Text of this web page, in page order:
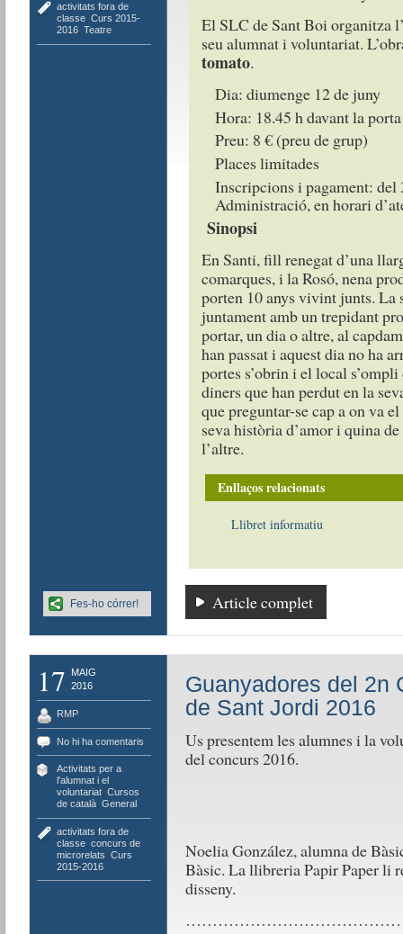
activitats fora de
classe, Curs 2015-
2016, Teatre
El SLC de Sant Boi organitza
seu alumnat i voluntariat.
tomato.
Dia: diumenge 12 de juny
Hora: 18.45 h davant la
Preu: 8 € (preu de grup)
Places limitades
Inscripcions i pagament:
Administració, en horari
Sinopsi
En Santi, fill renegat d’una
comarques, i la Rosó, nena
porten 10 anys vivint junts. La
juntament amb un trepidant
portar, un dia o altre, al
han passat i aquest dia no ha
portes s’obrin i el local
diners que han perdut en la
que preguntar-se cap a on va
seva història d’amor i quina
l’altre.
Enllaços relacionats
Llibret informatiu
Article complet
Fes-ho córrer!
17
MAIG
2016
RMP
No hi ha comentaris
Activitats per a
l'alumnat i el
voluntariat, Cursos
de català, General
activitats fora de
classe, concurs de
microrelats Curs
2015-2016
Guanyadores del 2n
de Sant Jordi 2016
Us presentem les alumnes i la
del concurs 2016.
Noelia González, alumna de
Bàsic. La llibreria Papir Paper li
disseny.